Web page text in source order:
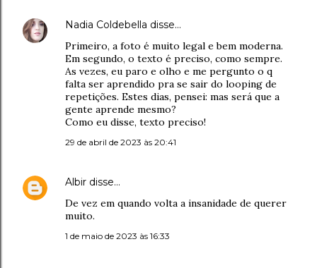
Nadia Coldebella disse…
Primeiro, a foto é muito legal e bem moderna.
Em segundo, o texto é preciso, como sempre.
As vezes, eu paro e olho e me pergunto o q
falta ser aprendido pra se sair do looping de
repetições. Estes dias, pensei: mas será que a
gente aprende mesmo?
Como eu disse, texto preciso!
29 de abril de 2023 às 20:41
Albir disse…
De vez em quando volta a insanidade de querer
muito.
1 de maio de 2023 às 16:33